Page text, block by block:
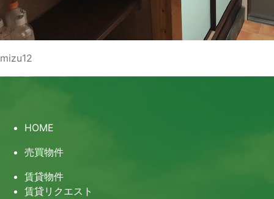
mizu12
HOME
売買物件
賃貸物件
賃貸リクエスト